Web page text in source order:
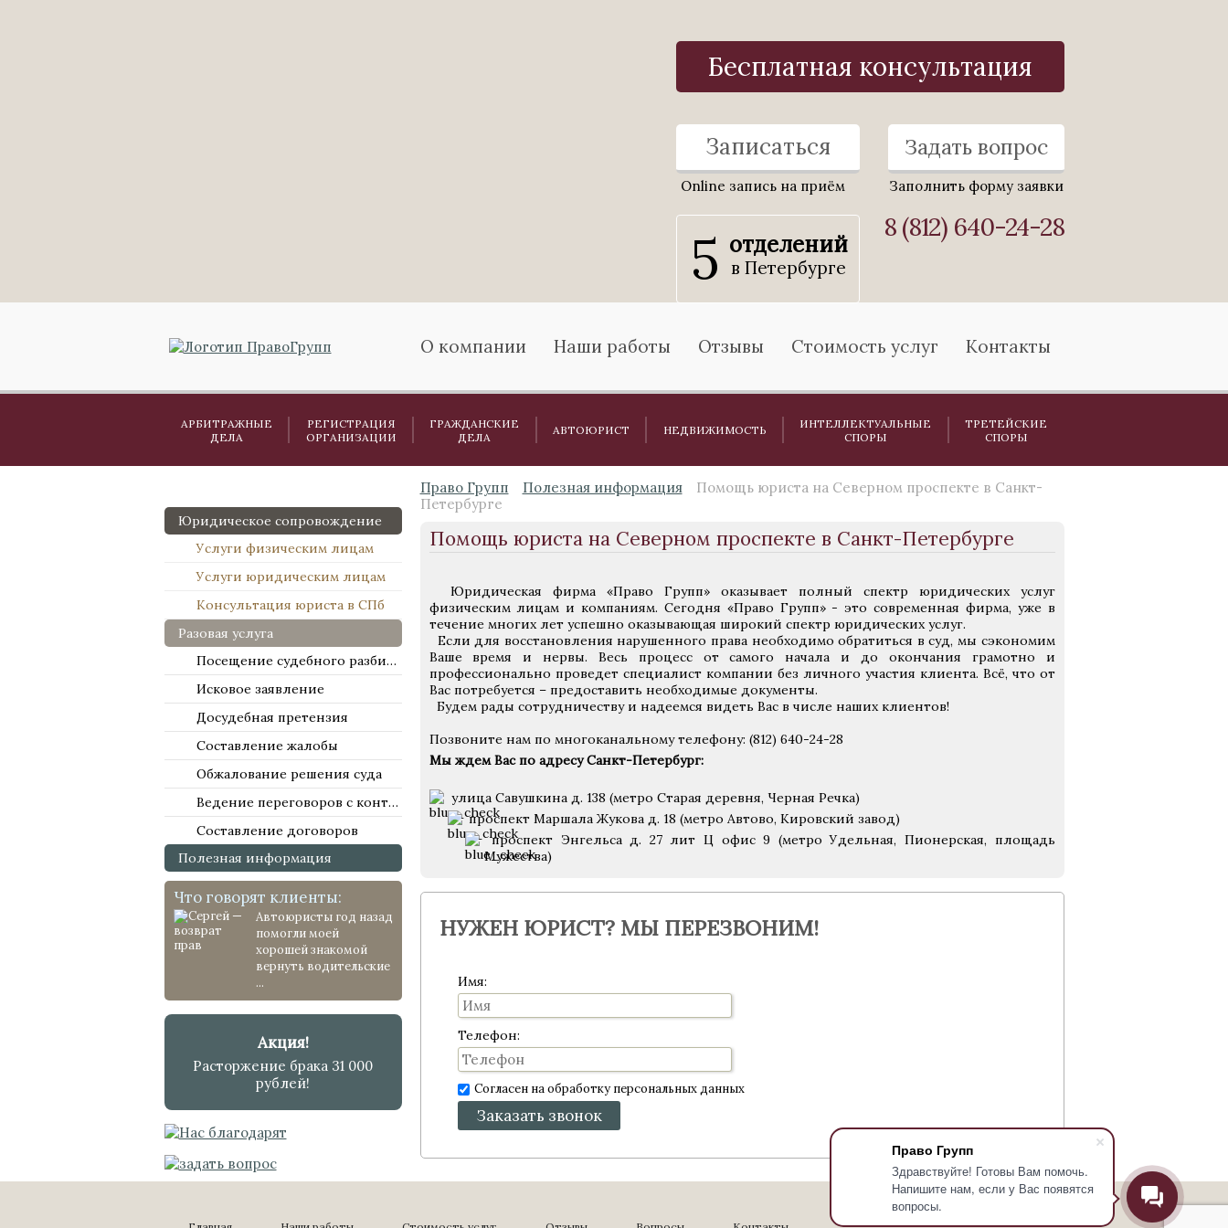
Право Групп
Здравствуйте! Готовы Вам помочь.
Напишите нам, если у Вас появятся
вопросы.
Бесплатная консультация
Записаться
Online запись на приём
Задать вопрос
Заполнить форму заявки
5 отделений
в Петербурге
8 (812) 640-24-28
О компании Наши работы Отзывы Стоимость услуг Контакты
АРБИТРАЖНЫЕ
ДЕЛА
РЕГИСТРАЦИЯ
ОРГАНИЗАЦИИ
ГРАЖДАНСКИЕ
ДЕЛА
АВТОЮРИСТ НЕДВИЖИМОСТЬ
ИНТЕЛЛЕКТУАЛЬНЫЕ
СПОРЫ
ТРЕТЕЙСКИЕ
СПОРЫ
Юридическое сопровождение
Услуги физическим лицам
Услуги юридическим лицам
Консультация юриста в СПб
Разовая услуга
Посещение судебного разбирательства
Исковое заявление
Досудебная претензия
Составление жалобы
Обжалование решения суда
Ведение переговоров с контрагентами
Составление договоров
Полезная информация
Что говорят клиенты:
Автоюристы год назад
помогли моей
хорошей знакомой
вернуть водительские
...
Акция!
Расторжение брака 31 000
рублей!
Право Групп Полезная информация
Помощь юриста на Северном проспекте в Санкт-
Петербурге
Помощь юриста на Северном проспекте в Санкт-Петербурге
Юридическая фирма «Право Групп» оказывает полный спектр юридических услуг
физическим лицам и компаниям. Сегодня «Право Групп» - это современная фирма, уже в
течение многих лет успешно оказывающая широкий спектр юридических услуг.
Если для восстановления нарушенного права необходимо обратиться в суд, мы сэкономим
Ваше время и нервы. Весь процесс от самого начала и до окончания грамотно и
профессионально проведет специалист компании без личного участия клиента. Всё, что от
Вас потребуется – предоставить необходимые документы.
Будем рады сотрудничеству и надеемся видеть Вас в числе наших клиентов!
Позвоните нам по многоканальному телефону: (812) 640-24-28
Мы ждем Вас по адресу Санкт-Петербург:
улица Савушкина д. 138 (метро Старая деревня, Черная Речка)
проспект Маршала Жукова д. 18 (метро Автово, Кировский завод)
проспект Энгельса д. 27 лит Ц офис 9 (метро Удельная, Пионерская, площадь
Мужества)
НУЖЕН ЮРИСТ? МЫ ПЕРЕЗВОНИМ!
Имя:
Телефон:
Согласен на обработку персональных данных
Заказать звонок